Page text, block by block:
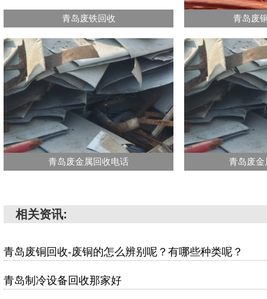
青岛废铁回收 青岛废
青岛废金属回收电话 青岛废金
相关资讯:
青岛废铜回收-废铜的怎么辨别呢？有哪些种类呢？
青岛制冷设备回收那家好